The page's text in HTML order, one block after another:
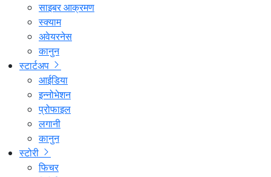
साइबर आक्रमण
स्क्याम
अवेयरनेस
कानुन
स्टार्टअप
आईडिया
इन्नोभेशन
प्रोफाइल
लगानी
कानुन
स्टोरी
फिचर